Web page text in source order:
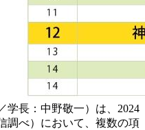
学長：中野敬一）は、2024
調べ）において、複数の項